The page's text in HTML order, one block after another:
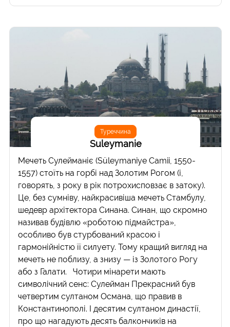
Туреччина
Suleymanie
Мечеть Сулейманіє (Süleymaniye Camii, 1550-
1557) стоїть на горбі над Золотим Рогом (і,
говорять, з року в рік потрохисповзає в затоку).
Це, без сумніву, найкрасивіша мечеть Стамбулу,
шедевр архітектора Синана. Синан, що скромно
називав будівлю «роботою підмайстра»,
особливо був стурбований красою і
гармонійністю її силуету. Тому кращий вигляд на
мечеть не поблизу, а знизу — із Золотого Рогу
або з Галати. Чотири мінарети мають
символічний сенс: Сулейман Прекрасний був
четвертим султаном Османа, що правив в
Константинополі. І десятим султаном династії,
про що нагадують десять балкончиків на